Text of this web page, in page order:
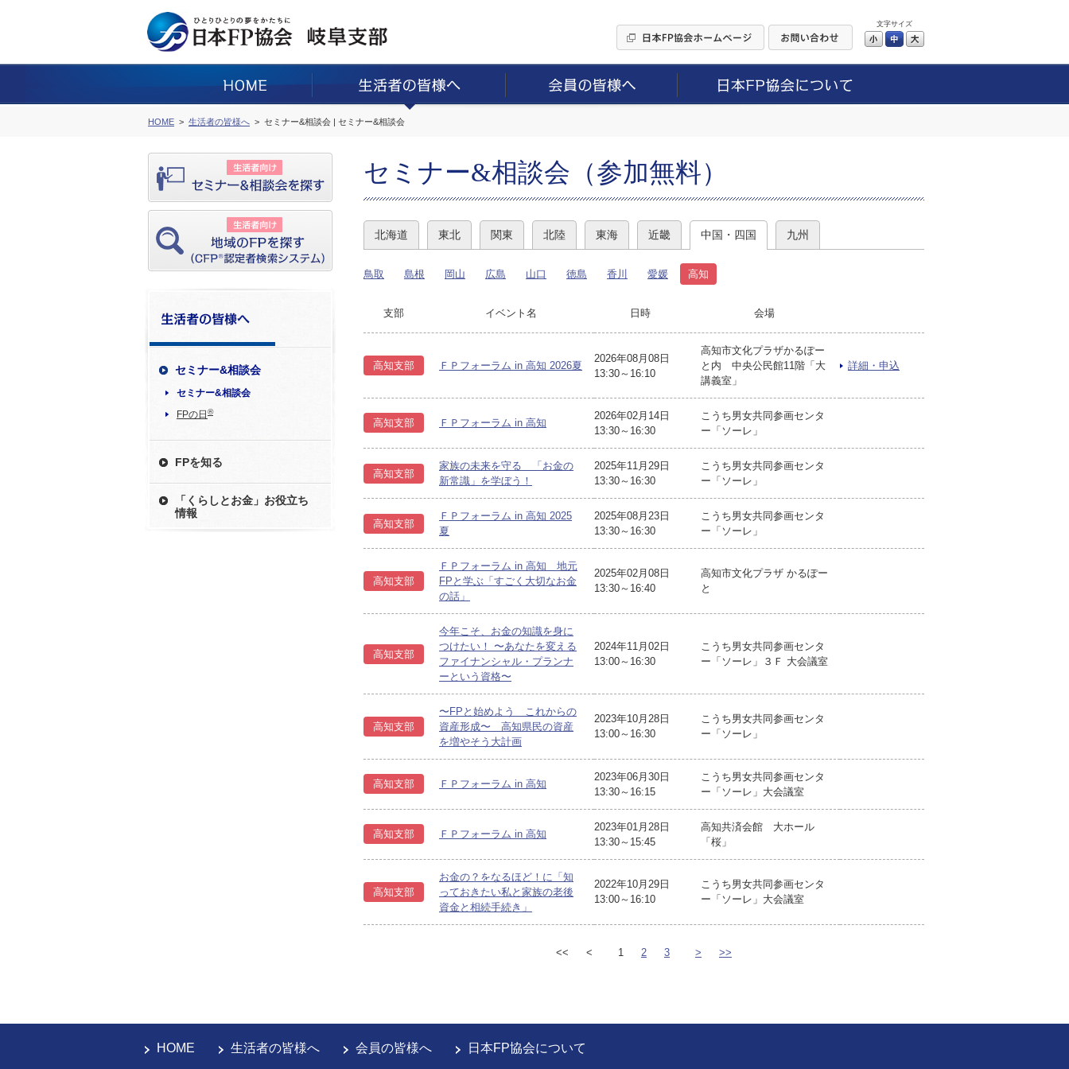
文字サイズ
小 中
HOME 生活者の皆様へ セミナー&相談会 | セミナー&相談会
セミナー&相談会
セミナー&相談会
FPの日 ®
FPを知る
「くらしとお金」お役立ち
情報
セミナー&相談会（参加無料）
北海道 東北 関東 北陸 東海 近畿 中国・四国 九州
鳥取 島根 岡山 広島 山口 徳島 香川 愛媛 高知
支部 イベント名 日時 会場
高知支部 ＦＰフォーラム in 高知 2026夏
2026年08月08日
13:30～16:10
高知市文化プラザかるぽー
と内 中央公民館11階「大
講義室」
詳細・申込
高知支部 ＦＰフォーラム in 高知
2026年02月14日
13:30～16:30
こうち男女共同参画センタ
ー「ソーレ」
高知支部
家族の未来を守る 「お金の
新常識」を学ぼう！
2025年11月29日
13:30～16:30
こうち男女共同参画センタ
ー「ソーレ」
高知支部
ＦＰフォーラム in 高知 2025
夏
2025年08月23日
13:30～16:30
こうち男女共同参画センタ
ー「ソーレ」
高知支部
ＦＰフォーラム in 高知 地元
FPと学ぶ「すごく大切なお金
の話」
2025年02月08日
13:30～16:40
高知市文化プラザ かるぽー
と
高知支部
今年こそ、お金の知識を身に
つけたい！ 〜あなたを変える
ファイナンシャル・プランナ
ーという資格〜
2024年11月02日
13:00～16:30
こうち男女共同参画センタ
ー「ソーレ」３Ｆ 大会議室
高知支部
〜FPと始めよう これからの
資産形成〜 高知県民の資産
を増やそう大計画
2023年10月28日
13:00～16:30
こうち男女共同参画センタ
ー「ソーレ」
高知支部 ＦＰフォーラム in 高知
2023年06月30日
13:30～16:15
こうち男女共同参画センタ
ー「ソーレ」大会議室
高知支部 ＦＰフォーラム in 高知
2023年01月28日
13:30～15:45
高知共済会館 大ホール
「桜」
高知支部
お金の？をなるほど！に「知
っておきたい私と家族の老後
資金と相続手続き」
2022年10月29日
13:00～16:10
こうち男女共同参画センタ
ー「ソーレ」大会議室
<< < 1 2 3 > >>
HOME 生活者の皆様へ 会員の皆様へ 日本FP協会について